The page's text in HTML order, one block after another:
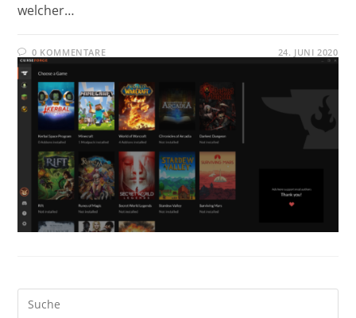
welcher…
0 KOMMENTARE 24. JUNI 2020